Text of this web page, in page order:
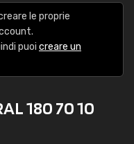
le proprie
puoi creare un
180 70 10